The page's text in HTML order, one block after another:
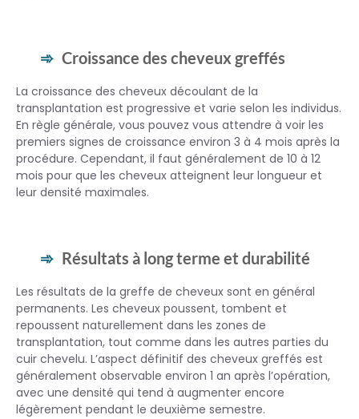
Croissance des cheveux greffés
La croissance des cheveux découlant de la
transplantation est progressive et varie selon les individus.
En règle générale, vous pouvez vous attendre à voir les
premiers signes de croissance environ 3 à 4 mois après la
procédure. Cependant, il faut généralement de 10 à 12
mois pour que les cheveux atteignent leur longueur et
leur densité maximales.
Résultats à long terme et durabilité
Les résultats de la greffe de cheveux sont en général
permanents. Les cheveux poussent, tombent et
repoussent naturellement dans les zones de
transplantation, tout comme dans les autres parties du
cuir chevelu. L’aspect définitif des cheveux greffés est
généralement observable environ 1 an après l’opération,
avec une densité qui tend à augmenter encore
légèrement pendant le deuxième semestre.